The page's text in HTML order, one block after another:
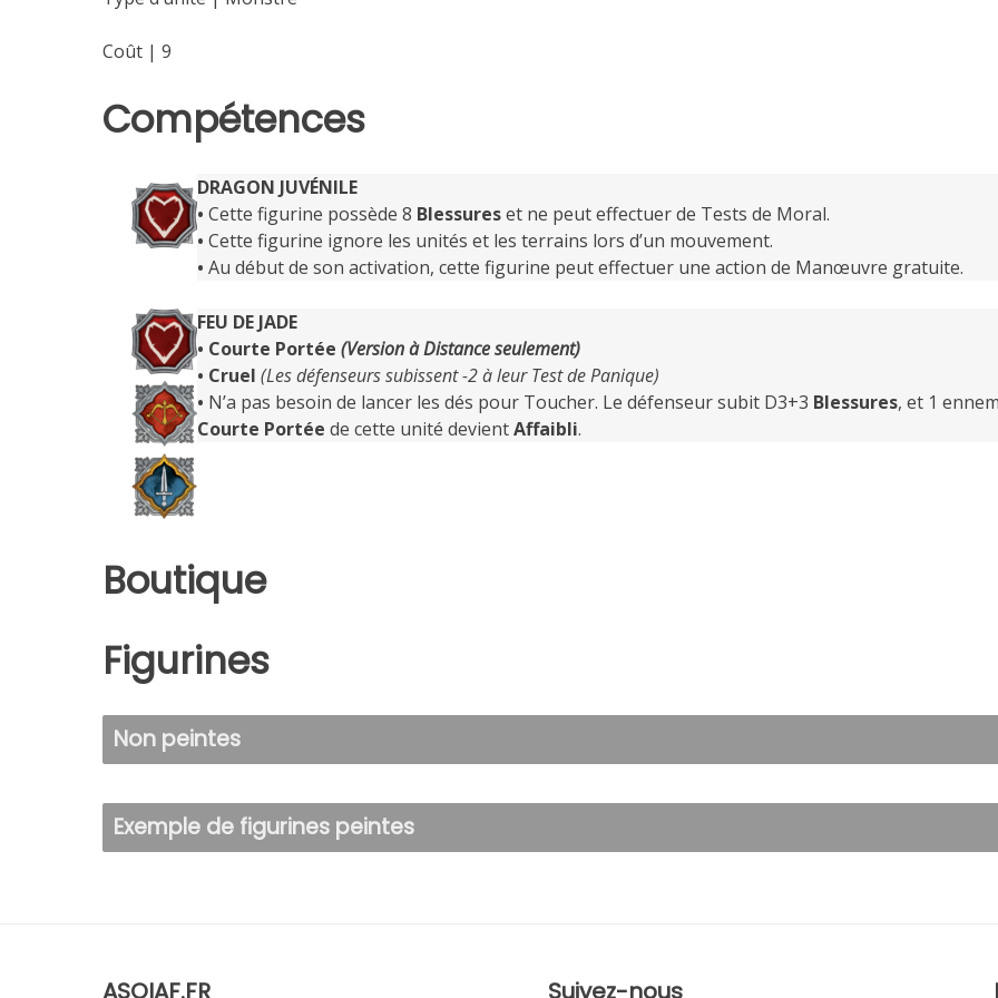
Coût | 9
Compétences
DRAGON JUVÉNILE
• Cette figurine possède 8 Blessureset ne peut effectuer de Tests de Moral.
• Cette figurine ignore les unités et les terrains lors d’un mouvement.
• Au début de son activation, cette figurine peut effectuer une action de Manœuvre gratuite.
FEU DE JADE
• Courte Portée (Version à Distance seulement)
• Cruel (Les défenseurs subissent -2 à leur Test de Panique)
• N’a pas besoin de lancer les dés pour Toucher. Le défenseur subit D3+3 Blessures, et 1
Courte Portée de cette unité devientAffaibli.
Boutique
Figurines
Non peintes
Exemple de figurines peintes
ASOIAF.FR Suivez-nous